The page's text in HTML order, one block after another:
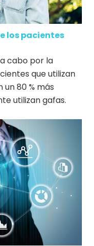
los pacientes
cabo por la
que utilizan
80 % más
utilizan gafas.